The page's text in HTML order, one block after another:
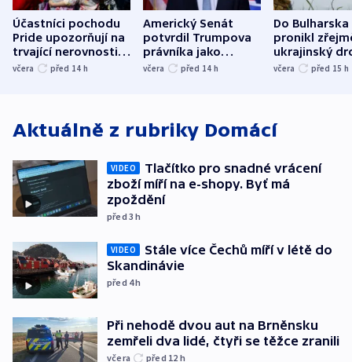
Účastníci pochodu
Pride upozorňují na
trvající nerovnosti i
společenskou
včera před 14 h
Americký Senát
potvrdil Trumpova
právníka jako
ministra
včera před 14 h
Do Bulharska
pronikl
ukrajinský
explodoval
včera před 15 h
Aktuálně z rubriky Domácí
VIDEO
Tlačítko pro snadné vrácení
zboží míří na e-shopy. Byť má
zpoždění
před 3h
VIDEO
Stále více Čechů míří v létě do
Skandinávie
před 4h
Při nehodě dvou aut na Brněnsku
zemřeli dva lidé, čtyři se těžce zranili
včera před 12 h